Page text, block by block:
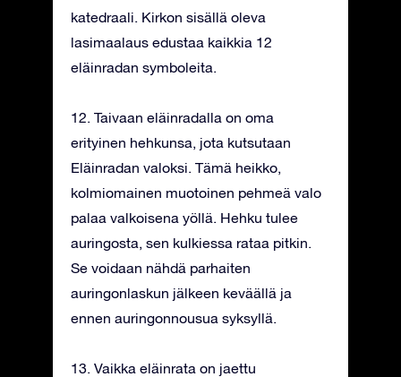
katedraali. Kirkon sisällä oleva
lasimaalaus edustaa kaikkia 12
eläinradan symboleita.
12. Taivaan eläinradalla on oma
erityinen hehkunsa, jota kutsutaan
Eläinradan valoksi. Tämä heikko,
kolmiomainen muotoinen pehmeä valo
palaa valkoisena yöllä. Hehku tulee
auringosta, sen kulkiessa rataa pitkin.
Se voidaan nähdä parhaiten
auringonlaskun jälkeen keväällä ja
ennen auringonnousua syksyllä.
13. Vaikka eläinrata on jaettu